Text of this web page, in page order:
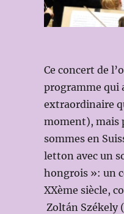
Ce concert de
programme qui
extraordinaire
moment), mais
sommes en
letton avec un
hongrois »: un
XXème siècle,
Zoltán Székely
CONCERTGEBOUW
SEPTEMBRE